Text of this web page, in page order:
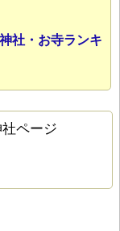
社・お寺ランキ
ページ